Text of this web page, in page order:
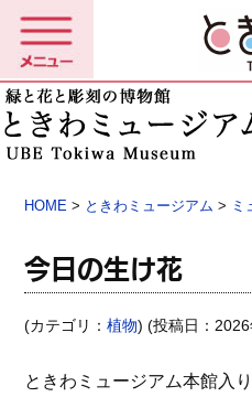
HOME > ときわミュージアム > ミ
今日の生け花
(カテゴリ：植物) (投稿日：
ときわミュージアム本館入